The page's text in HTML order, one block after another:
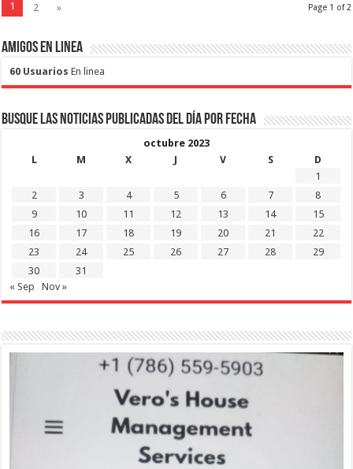
Page 1 of 2
1 2 »
Amigos en Linea
60 Usuarios En linea
Busque las noticias publicadas del día por fecha
octubre 2023
L
M X J V S
D
1
2
3 4 5 6 7
8
9
10 11 12 13 14
15
16
17 18 19 20 21
22
23
24 25 26 27 28
29
30
31
« Sep
Nov »